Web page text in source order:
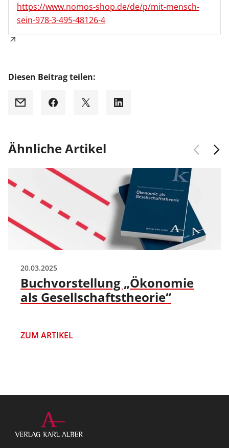
https://www.nomos-shop.de/de/p/mit-mensch-
sein-978-3-495-48126-4
Diesen Beitrag teilen:
Mail Facebook
X LinkedIn
Ähnliche Artikel
20.03.2025
Buchvorstellung „Ökonomie
als Gesellschaftstheorie“
ZUM ARTIKEL